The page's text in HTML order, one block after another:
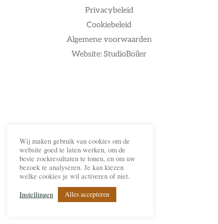
Privacybeleid
Cookiebeleid
Algemene voorwaarden
Website: StudioBoiler
Wij maken gebruik van cookies om de
website goed te laten werken, om de
beste zoekresultaten te tonen, en om uw
bezoek te analyseren. Je kan kiezen
welke cookies je wil activeren of niet.
Instellingen
Alles accepteren